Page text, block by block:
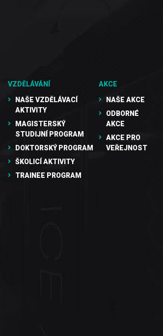
VZDĚLÁVÁNÍ
NAŠE VZDĚLÁVACÍ
AKTIVITY
MAGISTERSKÝ
STUDIJNÍ PROGRAM
DOKTORSKÝ PROGRAM
ŠKOLICÍ AKTIVITY
TRAINEE PROGRAM
AKCE
NAŠE AKCE
ODBORNÉ
AKCE
AKCE PRO
VEŘEJNOST